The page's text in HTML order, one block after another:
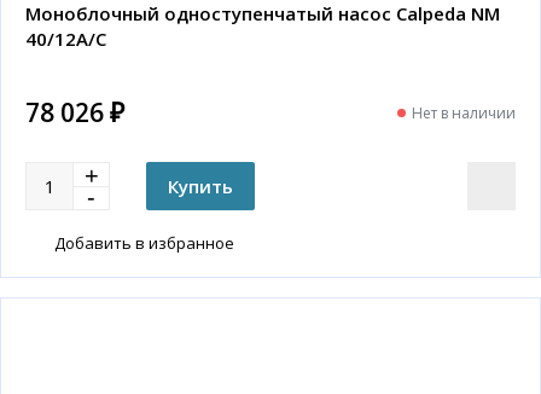
Моноблочный одноступенчатый насос Calpeda NM
40/12A/C
78 026 ₽ Нет в наличии
Добавить в избранное